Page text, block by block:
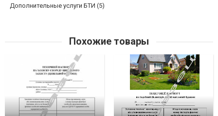
Дополнительные услуги БТИ (5)
Похожие товары